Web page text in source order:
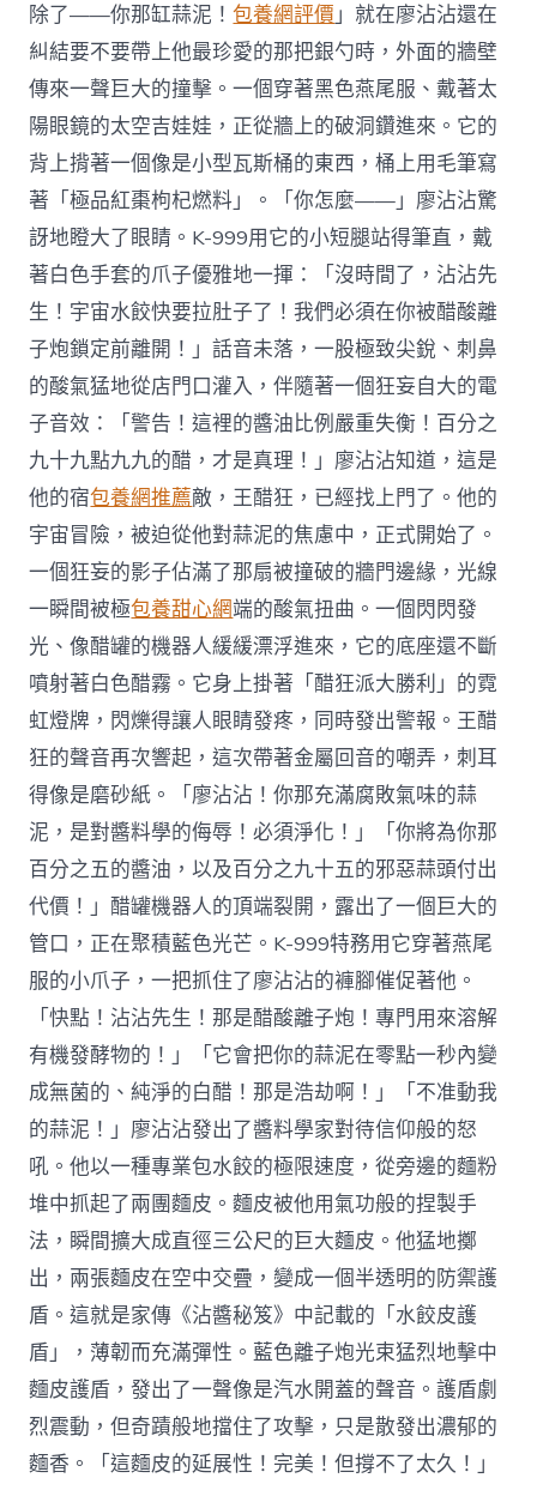
除了——你那缸蒜泥！包養網評價」就在廖沾沾還在
糾結要不要帶上他最珍愛的那把銀勺時，外面的牆壁
傳來一聲巨大的撞擊。一個穿著黑色燕尾服、戴著太
陽眼鏡的太空吉娃娃，正從牆上的破洞鑽進來。它的
背上揹著一個像是小型瓦斯桶的東西，桶上用毛筆寫
著「極品紅棗枸杞燃料」。「你怎麼——」廖沾沾驚
訝地瞪大了眼睛。K-999用它的小短腿站得筆直，戴
著白色手套的爪子優雅地一揮：「沒時間了，沾沾先
生！宇宙水餃快要拉肚子了！我們必須在你被醋酸離
子炮鎖定前離開！」話音未落，一股極致尖銳、刺鼻
的酸氣猛地從店門口灌入，伴隨著一個狂妄自大的電
子音效：「警告！這裡的醬油比例嚴重失衡！百分之
九十九點九九的醋，才是真理！」廖沾沾知道，這是
他的宿包養網推薦敵，王醋狂，已經找上門了。他的
宇宙冒險，被迫從他對蒜泥的焦慮中，正式開始了。
一個狂妄的影子佔滿了那扇被撞破的牆門邊緣，光線
一瞬間被極包養甜心網端的酸氣扭曲。一個閃閃發
光、像醋罐的機器人緩緩漂浮進來，它的底座還不斷
噴射著白色醋霧。它身上掛著「醋狂派大勝利」的霓
虹燈牌，閃爍得讓人眼睛發疼，同時發出警報。王醋
狂的聲音再次響起，這次帶著金屬回音的嘲弄，刺耳
得像是磨砂紙。「廖沾沾！你那充滿腐敗氣味的蒜
泥，是對醬料學的侮辱！必須淨化！」「你將為你那
百分之五的醬油，以及百分之九十五的邪惡蒜頭付出
代價！」醋罐機器人的頂端裂開，露出了一個巨大的
管口，正在聚積藍色光芒。K-999特務用它穿著燕尾
服的小爪子，一把抓住了廖沾沾的褲腳催促著他。
「快點！沾沾先生！那是醋酸離子炮！專門用來溶解
有機發酵物的！」「它會把你的蒜泥在零點一秒內變
成無菌的、純淨的白醋！那是浩劫啊！」「不准動我
的蒜泥！」廖沾沾發出了醬料學家對待信仰般的怒
吼。他以一種專業包水餃的極限速度，從旁邊的麵粉
堆中抓起了兩團麵皮。麵皮被他用氣功般的捏製手
法，瞬間擴大成直徑三公尺的巨大麵皮。他猛地擲
出，兩張麵皮在空中交疊，變成一個半透明的防禦護
盾。這就是家傳《沾醬秘笈》中記載的「水餃皮護
盾」，薄韌而充滿彈性。藍色離子炮光束猛烈地擊中
麵皮護盾，發出了一聲像是汽水開蓋的聲音。護盾劇
烈震動，但奇蹟般地擋住了攻擊，只是散發出濃郁的
麵香。「這麵皮的延展性！完美！但撐不了太久！」